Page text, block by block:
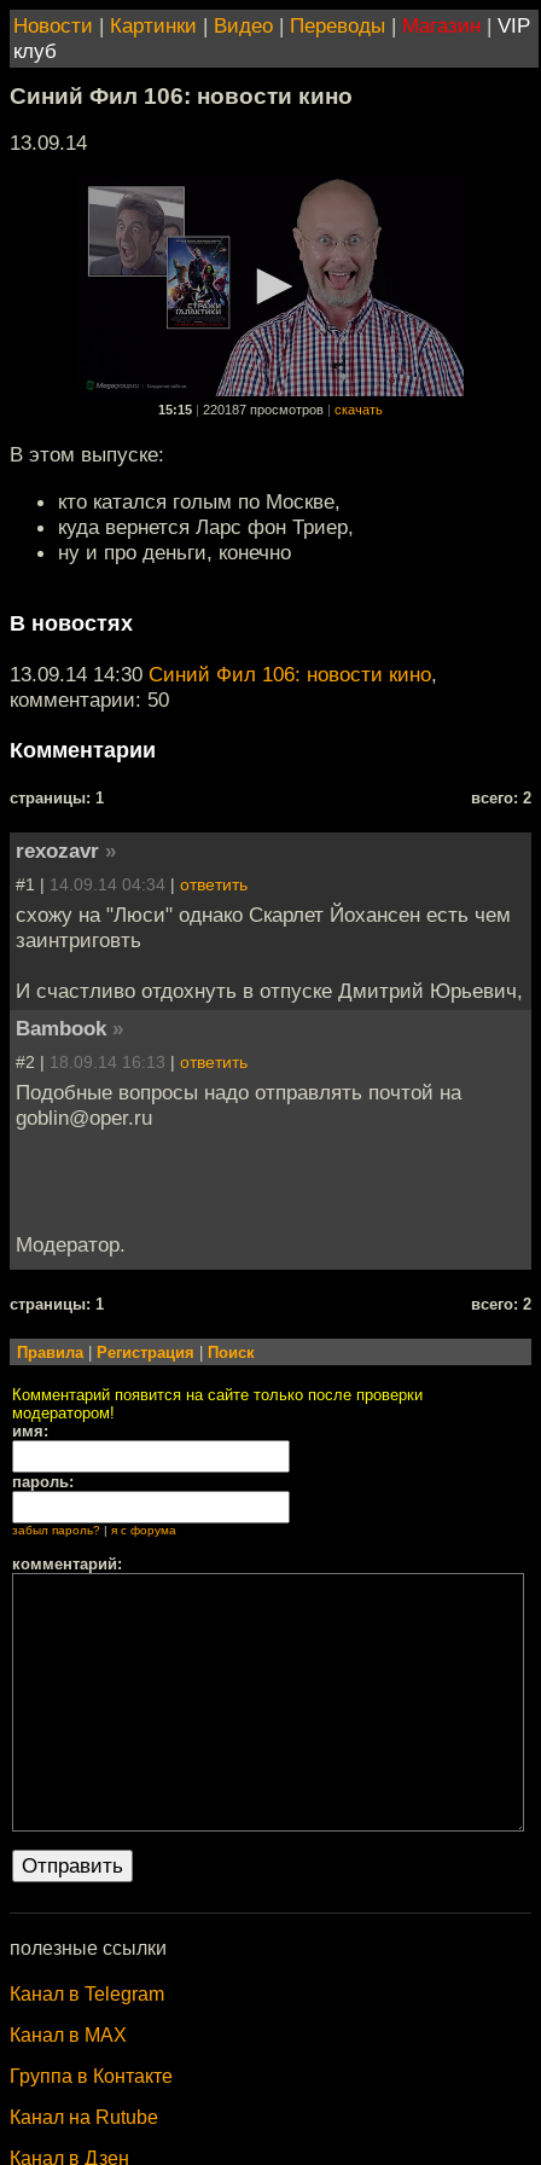
Новости | Картинки | Видео | Переводы | Магазин | VIP
клуб
Синий Фил 106: новости кино
13.09.14
15:15 220187 просмотров скачать
В этом выпуске:
кто катался голым по Москве,
куда вернется Ларс фон Триер,
ну и про деньги, конечно
В новостях
13.09.14 14:30 Синий Фил 106: новости кино,
комментарии: 50
Комментарии
cтраницы: 1 всего: 2
rexozavr »
#1 | 14.09.14 04:34 | ответить
схожу на "Люси" однако Скарлет Йохансен есть чем
заинтриговть
И счастливо отдохнуть в отпуске Дмитрий Юрьевич,
Bambook »
#2 | 18.09.14 16:13 | ответить
Подобные вопросы надо отправлять почтой на
goblin@oper.ru
Модератор.
cтраницы: 1 всего: 2
Правила Регистрация Поиск
Комментарий появится на сайте только после проверки
модератором!
имя:
пароль:
забыл пароль? | я с форума
комментарий:
полезные ссылки
Канал в Telegram
Канал в MAX
Группа в Контакте
Канал на Rutube
Канал в Дзен